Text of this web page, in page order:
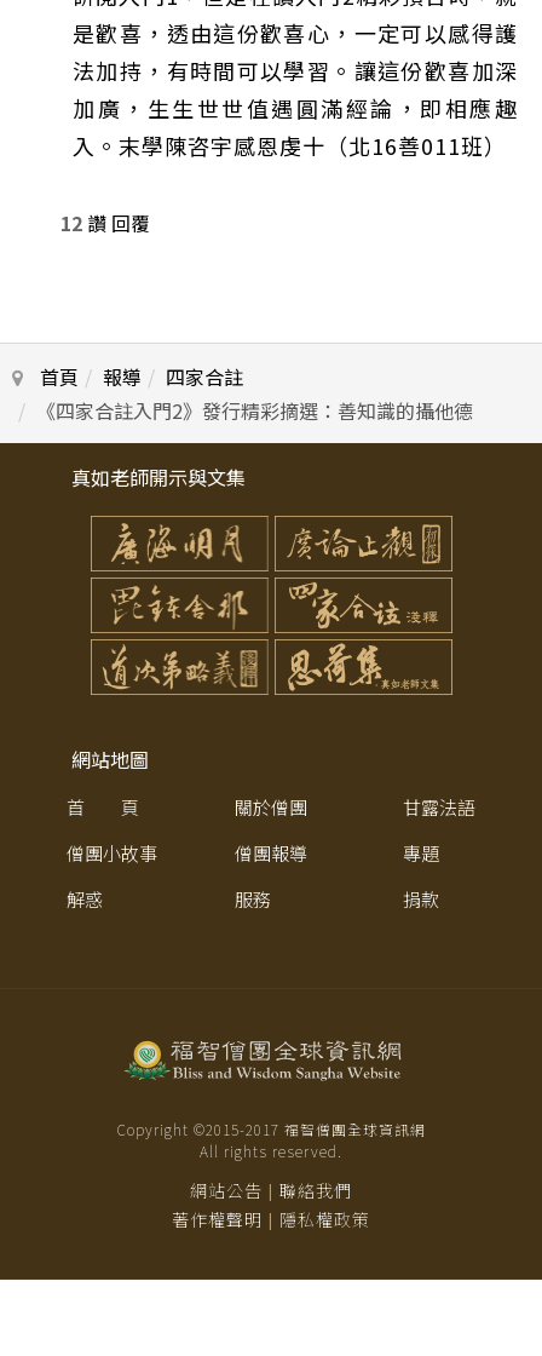
是歡喜，透由這份歡喜心，一定可以感得護
法加持，有時間可以學習。讓這份歡喜加深
加廣，生生世世值遇圓滿經論，即相應趣
入。末學陳咨宇感恩虔十（北16善011班）
12 讚 回覆
首頁 報導
四家合註
《四家合註入門2》發行精彩摘選：善知識的攝他德
真如老師開示與文集
網站地圖
首 頁 關於僧團
甘露法語
僧團小故事
僧團報導
專題
解惑
服務 捐款
Copyright ©2015-2017 福智僧團全球資訊網
All rights reserved.
網站公告 | 聯絡我們
著作權聲明 | 隱私權政策